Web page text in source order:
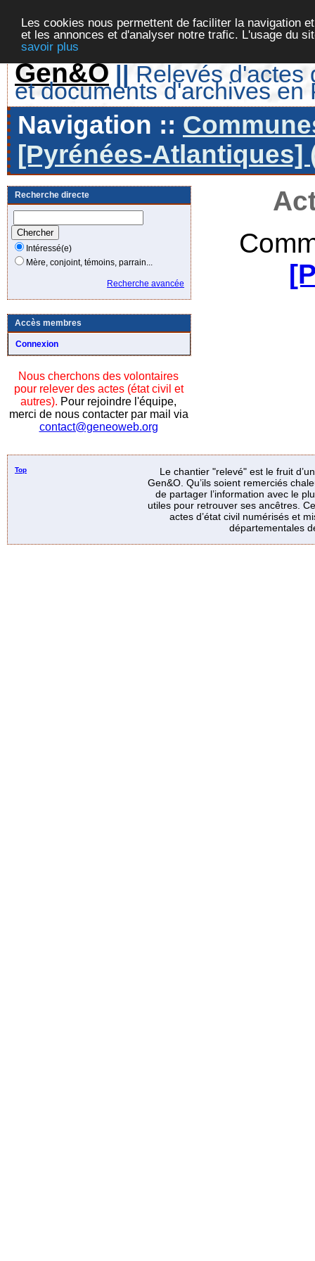
Les cookies nous permettent de faciliter la navigation
et les annonces et d'analyser notre trafic. L'usage du
savoir plus
Gen&O || Relevés d'actes
et documents d'archives en
Navigation ::
[Pyrénées-Atlantiques]
Recherche directe
Intéressé(e)
Mère, conjoint, témoins, parrain...
Recherche avancée
Accès membres
Connexion
Nous cherchons des volontaires
pour relever des actes (état civil et
autres). Pour rejoindre l'équipe,
merci de nous contacter par mail via
contact@geneoweb.org
Top
Le chantier "relevé" est le fruit
Gen&O. Qu’ils soient remerciés
de partager l’information avec le
utiles pour retrouver ses ancêtres.
actes d’état civil numérisés et
départementales